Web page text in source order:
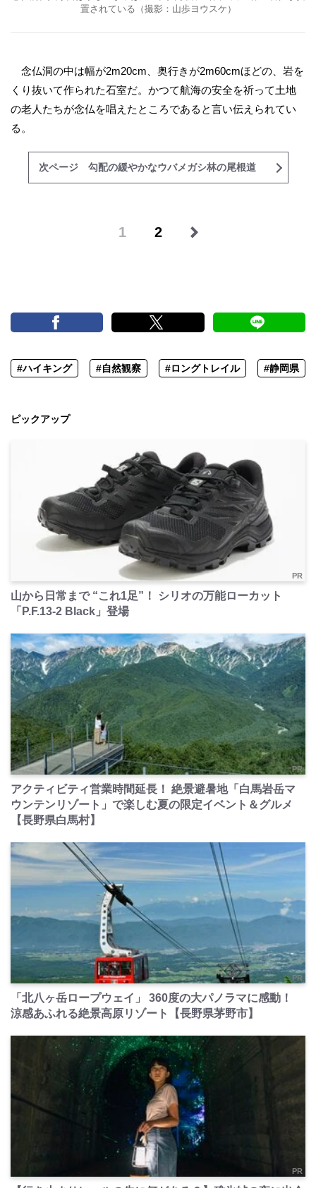
置されている（撮影：山歩ヨウスケ）
念仏洞の中は幅が2m20cm、奥行きが2m60cmほどの、岩を
くり抜いて作られた石室だ。かつて航海の安全を祈って土地
の老人たちが念仏を唱えたところであると言い伝えられてい
る。
次ページ 勾配の緩やかなウバメガシ林の尾根道
1 2
#ハイキング #自然観察 #ロングトレイル #静岡県
ピックアップ
PR
山から日常まで “これ1足”！ シリオの万能ローカット
「P.F.13-2 Black」登場
PR
アクティビティ営業時間延長！ 絶景避暑地「白馬岩岳マ
ウンテンリゾート」で楽しむ夏の限定イベント＆グルメ
【長野県白馬村】
PR
「北八ヶ岳ロープウェイ」 360度の大パノラマに感動！
涼感あふれる絶景高原リゾート【長野県茅野市】
PR